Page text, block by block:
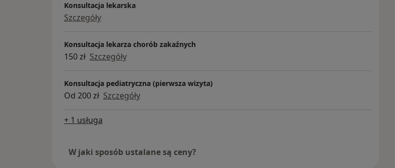
Konsultacja lekarska
Szczegóły
Konsultacja lekarza chorób zakaźnych
150 zł Szczegóły
Konsultacja pediatryczna (pierwsza wizyta)
Od 200 zł Szczegóły
+ 1 usługa
W jaki sposób ustalane są ceny?